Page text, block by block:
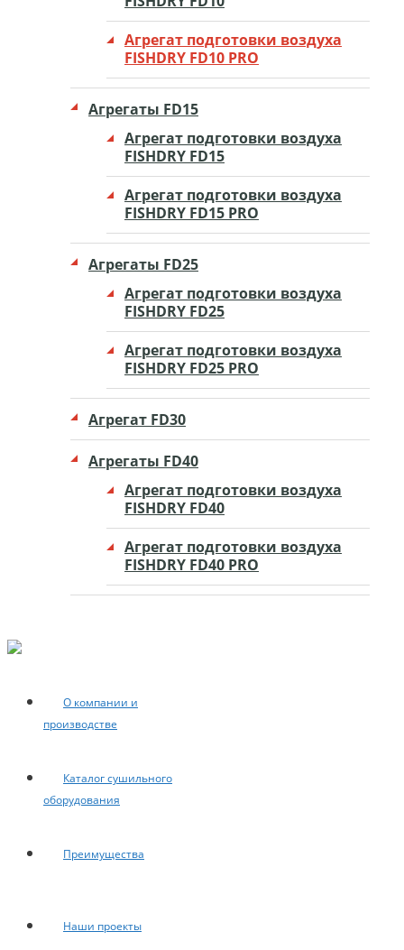
Агрегат подготовки воздуха
FISHDRY FD10 PRO
Агрегаты FD15
Агрегат подготовки воздуха
FISHDRY FD15
Агрегат подготовки воздуха
FISHDRY FD15 PRO
Агрегаты FD25
Агрегат подготовки воздуха
FISHDRY FD25
Агрегат подготовки воздуха
FISHDRY FD25 PRO
Агрегат FD30
Агрегаты FD40
Агрегат подготовки воздуха
FISHDRY FD40
Агрегат подготовки воздуха
FISHDRY FD40 PRO
О компании и
производстве
Каталог сушильного
оборудования
Преимущества
Наши проекты